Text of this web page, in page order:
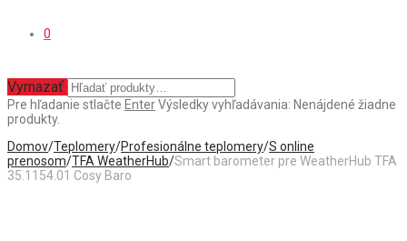
0
Vymazať
Pre hľadanie stlačte EnterVýsledky vyhľadávania: Nenájdené žiadne
produkty.
Domov/Teplomery/Profesionálne teplomery/S online
prenosom/TFA WeatherHub/Smart barometer pre WeatherHub TFA
35.1154.01 Cosy Baro